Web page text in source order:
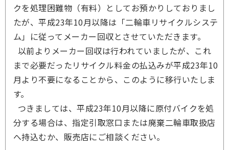
クを処理困難物（有料）としてお預かりしておりまし
たが、平成23年10月以降は「二輪車リサイクルシステ
ム」に従ってメーカー回収とさせていただきます。
以前よりメーカー回収は行われていましたが、これ
まで必要だったリサイクル料金の払込みが平成23年10
月より不要になることから、このように移行いたしま
す。
つきましては、平成23年10月以降に原付バイクを処
分する場合は、指定引取窓口または廃棄二輪車取扱店
へ持込むか、販売店にご相談ください。